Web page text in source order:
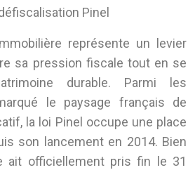
Pinel
représente un levier
sa pression fiscale tout en se
durable. Parmi les
le paysage français de
la loi Pinel occupe une place
son lancement en 2014. Bien
ait officiellement pris fin le 31